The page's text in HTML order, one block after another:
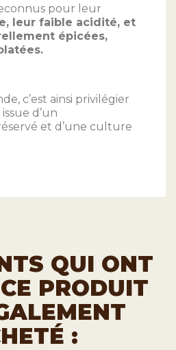
pour leur
leur faible acidité, et
épicées,
c’est ainsi privilégier
d’un
et d’une culture
QUI ONT
PRODUIT
: